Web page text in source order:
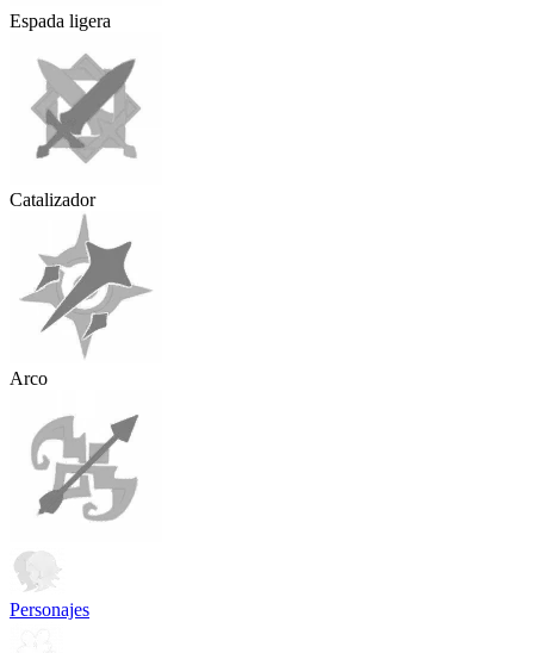
Espada ligera
Catalizador
Arco
Personajes